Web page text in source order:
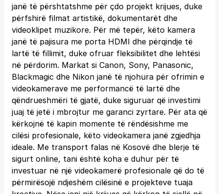
janë të përshtatshme për çdo projekt krijues, duke
përfshirë filmat artistikë, dokumentarët dhe
videoklipet muzikore. Për më tepër, këto kamera
janë të pajisura me porta HDMI dhe përqindje të
lartë të fillimit, duke ofruar fleksibilitet dhe lehtësi
në përdorim. Markat si Canon, Sony, Panasonic,
Blackmagic dhe Nikon janë të njohura për ofrimin e
videokamerave me performancë të lartë dhe
qëndrueshmëri të gjatë, duke siguruar që investimi
juaj të jetë i mbrojtur me garanci zyrtare. Për ata që
kërkojnë të kapin momente të rëndësishme me
cilësi profesionale, këto videokamera janë zgjedhja
ideale. Me transport falas në Kosovë dhe blerje të
sigurt online, tani është koha e duhur për të
investuar në një videokamerë profesionale që do të
përmirësojë ndjeshëm cilësinë e projekteve tuaja